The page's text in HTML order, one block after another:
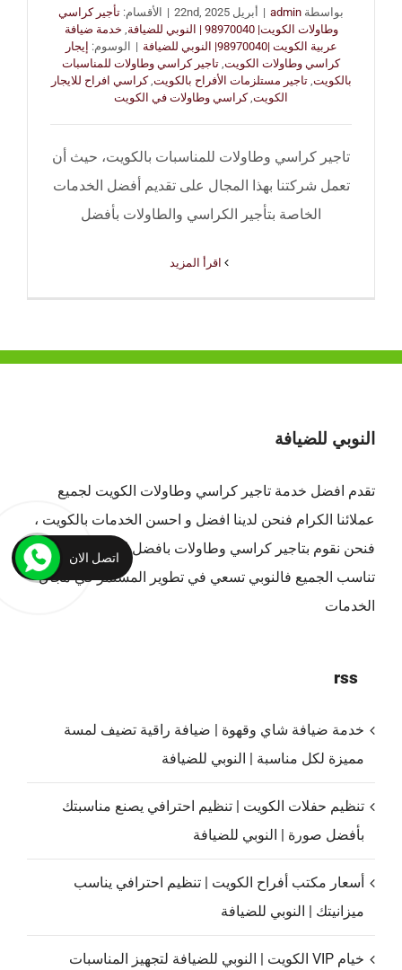
بواسطة admin
| أبريل 22nd, 2025 | الأقسام: تأجير كراسي
وطاولات الكويت| 98970040 | النوبي للضيافة
, خدمة ضيافة
عربية الكويت |98970040| النوبي للضيافة
| الوسوم: إيجار
كراسي وطاولات الكويت, تاجير كراسي وطاولات للمناسبات
بالكويت,تاجير مستلزمات الأفراح بالكويت,كراسي افراح للايجار
الكويت,كراسي وطاولات في الكويت
تاجير كراسي وطاولات للمناسبات بالكويت، حيث أن
تعمل شركتنا بهذا المجال على تقديم أفضل الخدمات
الخاصة بتأجير الكراسي والطاولات بأفضل
النوبي للضيافة
تقدم افضل خدمة تاجير كراسي وطاولات الكويت لجميع
عملائنا الكرام فنحن لدينا افضل و احسن الخدمات بالكويت ،
فنحن نقوم بتاجير كراسي وطاولات بافضل الاسعار التي
تناسب الجميع فالنوبي تسعي في تطوير المستمر في مجال
الخدمات
rss
خدمة ضيافة شاي وقهوة | ضيافة راقية تضيف لمسة
مميزة لكل مناسبة | النوبي للضيافة
تنظيم حفلات الكويت | تنظيم احترافي يصنع مناسبتك
بأفضل صورة | النوبي للضيافة
أسعار مكتب أفراح الكويت | تنظيم احترافي يناسب
ميزانيتك | النوبي للضيافة
خيام VIP الكويت | النوبي للضيافة لتجهيز المناسبات
اتصل الان